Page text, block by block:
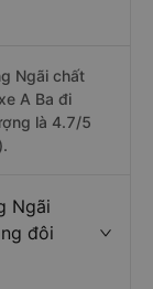
Ngãi chất
A Ba đi
là 4.7/5
Ngãi
đôi